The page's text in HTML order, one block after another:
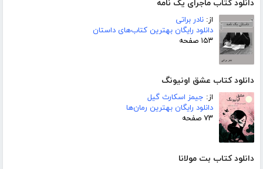
دانلود کتاب ماجرای یک نامه
از: نادر براتی
دانلود رایگان بهترین کتاب‌های داستان
۱۵۳ صفحه
دانلود کتاب عشق اونیونگ
از: جیمز اسکارث گیل
دانلود رایگان بهترین رمان‌ها
۷۳ صفحه
دانلود کتاب بت مولانا